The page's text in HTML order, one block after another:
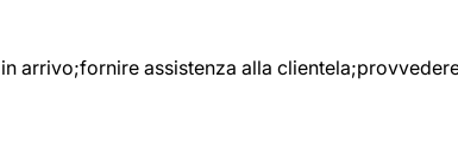
arrivo;fornire assistenza alla